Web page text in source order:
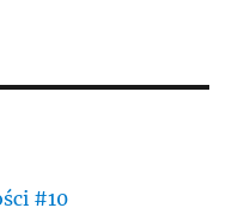
#10